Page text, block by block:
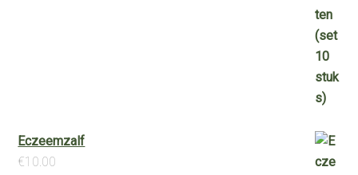
Eczeemzalf
€10.00